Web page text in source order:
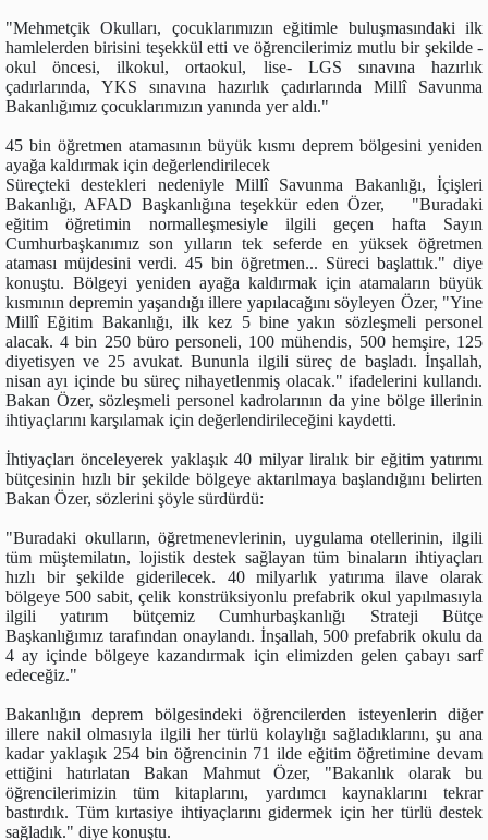
"Mehmetçik Okulları, çocuklarımızın eğitimle buluşmasındaki ilk
hamlelerden birisini teşekkül etti ve öğrencilerimiz mutlu bir şekilde -
okul öncesi, ilkokul, ortaokul, lise- LGS sınavına hazırlık
çadırlarında, YKS sınavına hazırlık çadırlarında Millî Savunma
Bakanlığımız çocuklarımızın yanında yer aldı."
45 bin öğretmen atamasının büyük kısmı deprem bölgesini yeniden
ayağa kaldırmak için değerlendirilecek
Süreçteki destekleri nedeniyle Millî Savunma Bakanlığı, İçişleri
Bakanlığı, AFAD Başkanlığına teşekkür eden Özer, "Buradaki
eğitim öğretimin normalleşmesiyle ilgili geçen hafta Sayın
Cumhurbaşkanımız son yılların tek seferde en yüksek öğretmen
ataması müjdesini verdi. 45 bin öğretmen... Süreci başlattık." diye
konuştu. Bölgeyi yeniden ayağa kaldırmak için atamaların büyük
kısmının depremin yaşandığı illere yapılacağını söyleyen Özer, "Yine
Millî Eğitim Bakanlığı, ilk kez 5 bine yakın sözleşmeli personel
alacak. 4 bin 250 büro personeli, 100 mühendis, 500 hemşire, 125
diyetisyen ve 25 avukat. Bununla ilgili süreç de başladı. İnşallah,
nisan ayı içinde bu süreç nihayetlenmiş olacak." ifadelerini kullandı.
Bakan Özer, sözleşmeli personel kadrolarının da yine bölge illerinin
ihtiyaçlarını karşılamak için değerlendirileceğini kaydetti.
İhtiyaçları önceleyerek yaklaşık 40 milyar liralık bir eğitim yatırımı
bütçesinin hızlı bir şekilde bölgeye aktarılmaya başlandığını belirten
Bakan Özer, sözlerini şöyle sürdürdü:
"Buradaki okulların, öğretmenevlerinin, uygulama otellerinin, ilgili
tüm müştemilatın, lojistik destek sağlayan tüm binaların ihtiyaçları
hızlı bir şekilde giderilecek. 40 milyarlık yatırıma ilave olarak
bölgeye 500 sabit, çelik konstrüksiyonlu prefabrik okul yapılmasıyla
ilgili yatırım bütçemiz Cumhurbaşkanlığı Strateji Bütçe
Başkanlığımız tarafından onaylandı. İnşallah, 500 prefabrik okulu da
4 ay içinde bölgeye kazandırmak için elimizden gelen çabayı sarf
edeceğiz."
Bakanlığın deprem bölgesindeki öğrencilerden isteyenlerin diğer
illere nakil olmasıyla ilgili her türlü kolaylığı sağladıklarını, şu ana
kadar yaklaşık 254 bin öğrencinin 71 ilde eğitim öğretimine devam
ettiğini hatırlatan Bakan Mahmut Özer, "Bakanlık olarak bu
öğrencilerimizin tüm kitaplarını, yardımcı kaynaklarını tekrar
bastırdık. Tüm kırtasiye ihtiyaçlarını gidermek için her türlü destek
sağladık." diye konuştu.